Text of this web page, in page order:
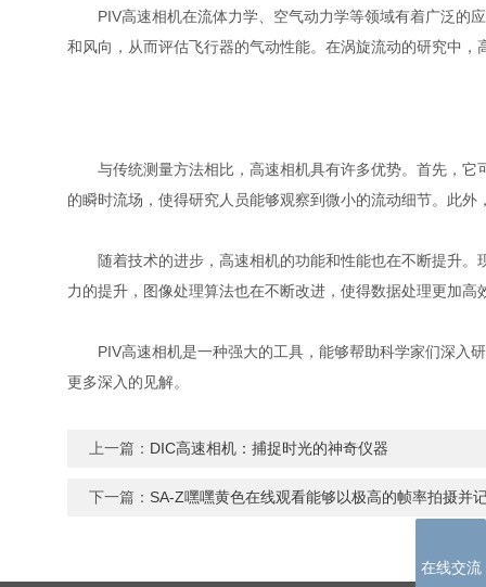
PIV高速相机在流体力学、空气动力学等领域有着广泛的应用
和风向，从而评估飞行器的气动性能。在涡旋流动的研究中
与传统测量方法相比，高速相机具有许多优势。首先，
的瞬时流场，使得研究人员能够观察到微小的流动细节。
随着技术的进步，高速相机的功能和性能也在不断提升。
力的提升，图像处理算法也在不断改进，使得数据处理更加高效
PIV高速相机是一种强大的工具，能够帮助科学家们深入研
更多深入的见解。
上一篇： DIC高速相机：捕捉时光的神奇仪器
下一篇： SA-Z嘿嘿黄色在线观看能够以极高的帧率拍摄并
在线交流